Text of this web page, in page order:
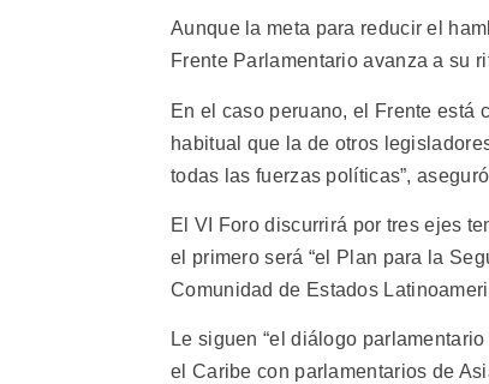
Aunque la meta para reducir el
Frente Parlamentario avanza a su
En el caso peruano, el Frente está
habitual que la de otros
todas las fuerzas políticas”,
El VI Foro discurrirá por tres ejes
el primero será “el Plan para la
Comunidad de Estados
Le siguen “el diálogo
el Caribe con parlamentarios de